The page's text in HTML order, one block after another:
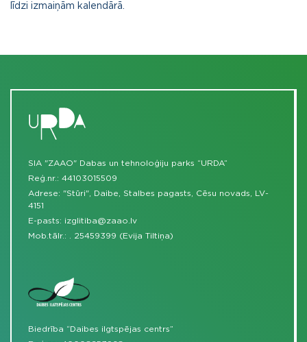
līdzi izmaiņām kalendārā.
SIA "ZAAO" Dabas un tehnoloģiju parks “URDA”
Reģ.nr.: 44103015509
Adrese: "Stūri", Daibe, Stalbes pagasts, Cēsu novads, LV-
4151
E-pasts: izglitiba@zaao.lv
Mob.tālr.:
25459399 (Evija Tiltiņa)
Biedrība “Daibes ilgtspējas centrs”